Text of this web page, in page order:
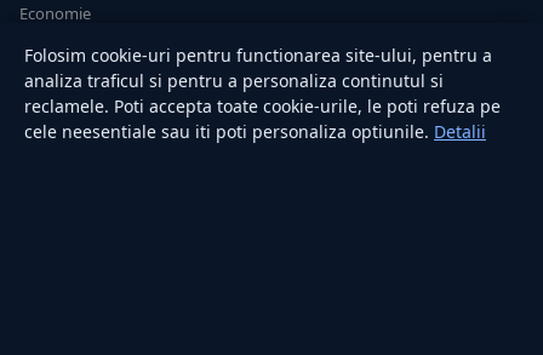
Economie
Sănătate
Utile
RUBRICI
Folosim cookie-uri pentru functionarea site-ului, pentru a
analiza traficul si pentru a personaliza continutul si
reclamele. Poti accepta toate cookie-urile, le poti refuza pe
cele neesentiale sau iti poti personaliza optiunile. Detalii